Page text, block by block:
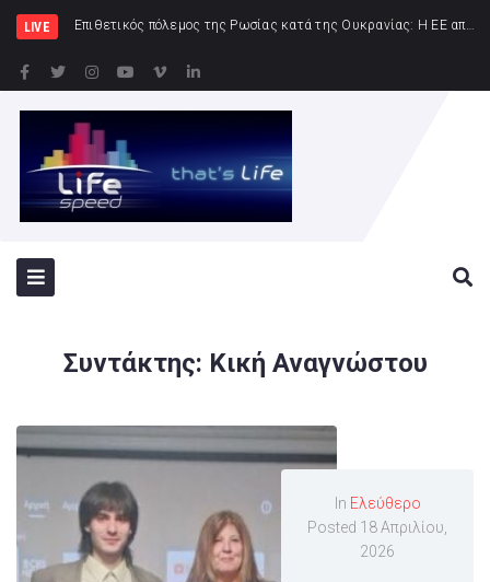
LIVE Δημήτρης
Συντάκτης: Κική Αναγνώστου
In Ελεύθερο
Posted 18 Απριλίου,
2026